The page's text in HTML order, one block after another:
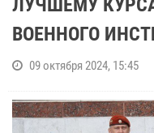
ЛУЧШЕМУ
ВОЕННОГО
09 октября 2024, 15:45